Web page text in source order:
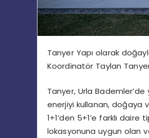
Tanyer Yapı olarak
Koordinatör Taylan
Tanyer, Urla Bademler’de
enerjiyi kullanan, doğaya
1+1’den 5+1’e farklı
lokasyonuna uygun olan